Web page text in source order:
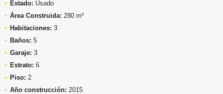
Estado: Usado
Área Construida: 280 m²
Habitaciones: 3
Baños: 5
Garaje: 3
Estrato: 6
Piso: 2
Año construcción: 2015